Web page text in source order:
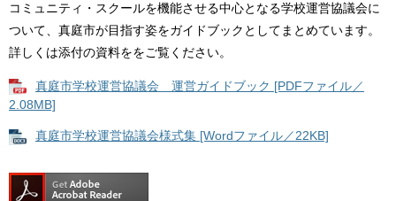
コミュニティ・スクールを機能させる中心となる学校運営協議会に
ついて、真庭市が目指す姿をガイドブックとしてまとめています。
詳しくは添付の資料ををご覧ください。
真庭市学校運営協議会 運営ガイドブック [PDFファイル／
2.08MB]
真庭市学校運営協議会様式集 [Wordファイル／22KB]